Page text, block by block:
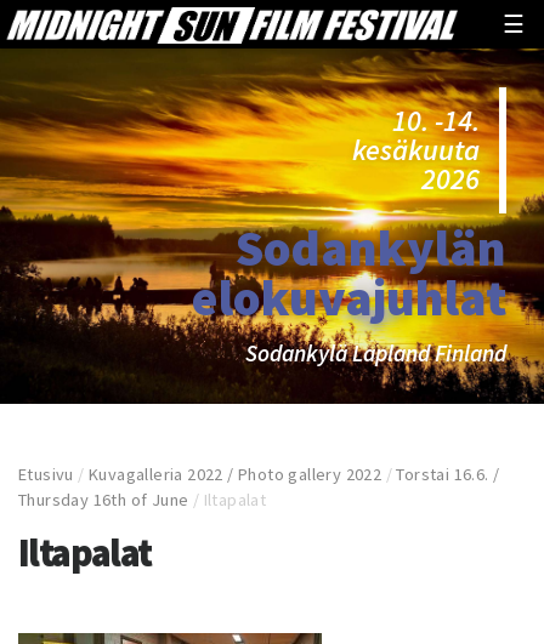
☰
10. -14.
kesäkuuta
2026
Sodankylän
elokuvajuhlat
Sodankylä Lapland Finland
Etusivu /Kuvagalleria 2022 / Photo gallery 2022 /Torstai 16.6. /
Thursday 16th of June / Iltapalat
Iltapalat